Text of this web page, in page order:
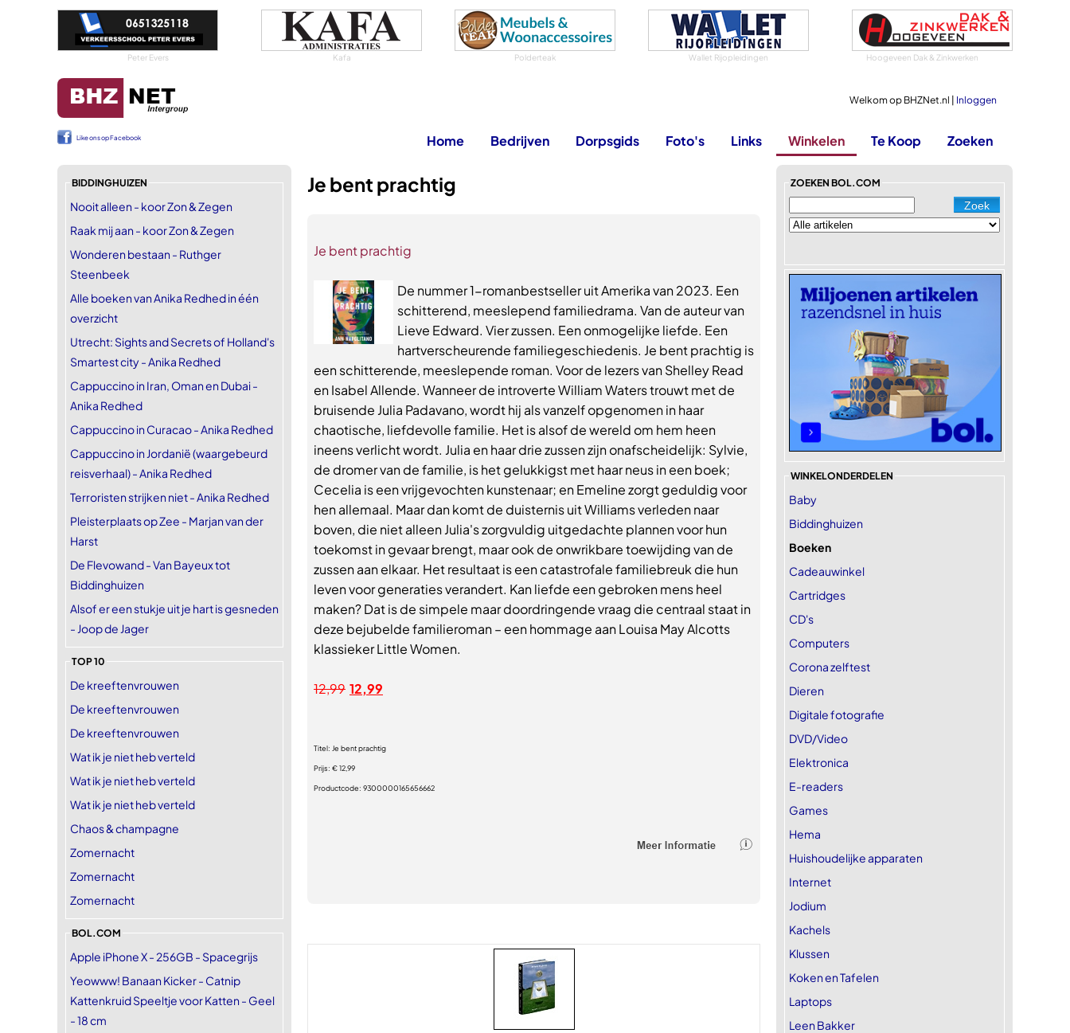
Peter Evers Kafa Polderteak Wallet Rijopleidingen Hoogeveen Dak & Zinkwerken
Welkom op BHZNet.nl | Inloggen
Like ons op Facebook Home Bedrijven Dorpsgids Foto's Links Winkelen Te Koop Zoeken
BIDDINGHUIZEN
Nooit alleen - koor Zon & Zegen
Raak mij aan - koor Zon & Zegen
Wonderen bestaan - Ruthger
Steenbeek
Alle boeken van Anika Redhed in één
overzicht
Utrecht: Sights and Secrets of Holland's
Smartest city - Anika Redhed
Cappuccino in Iran, Oman en Dubai -
Anika Redhed
Cappuccino in Curacao - Anika Redhed
Cappuccino in Jordanië (waargebeurd
reisverhaal) - Anika Redhed
Terroristen strijken niet - Anika Redhed
Pleisterplaats op Zee - Marjan van der
Harst
De Flevowand - Van Bayeux tot
Biddinghuizen
Alsof er een stukje uit je hart is gesneden
- Joop de Jager
TOP 10
De kreeftenvrouwen
De kreeftenvrouwen
De kreeftenvrouwen
Wat ik je niet heb verteld
Wat ik je niet heb verteld
Wat ik je niet heb verteld
Chaos & champagne
Zomernacht
Zomernacht
Zomernacht
BOL.COM
Apple iPhone X - 256GB - Spacegrijs
Yeowww! Banaan Kicker - Catnip
Kattenkruid Speeltje voor Katten - Geel
- 18 cm
Je bent prachtig
Je bent prachtig
De nummer 1-romanbestseller uit Amerika van 2023. Een
schitterend, meeslepend familiedrama. Van de auteur van
Lieve Edward. Vier zussen. Een onmogelijke liefde. Een
hartverscheurende familiegeschiedenis. Je bent prachtig is
een schitterende, meeslepende roman. Voor de lezers van Shelley Read
en Isabel Allende. Wanneer de introverte William Waters trouwt met de
bruisende Julia Padavano, wordt hij als vanzelf opgenomen in haar
chaotische, liefdevolle familie. Het is alsof de wereld om hem heen
ineens verlicht wordt. Julia en haar drie zussen zijn onafscheidelijk: Sylvie,
de dromer van de familie, is het gelukkigst met haar neus in een boek;
Cecelia is een vrijgevochten kunstenaar; en Emeline zorgt geduldig voor
hen allemaal. Maar dan komt de duisternis uit Williams verleden naar
boven, die niet alleen Julia's zorgvuldig uitgedachte plannen voor hun
toekomst in gevaar brengt, maar ook de onwrikbare toewijding van de
zussen aan elkaar. Het resultaat is een catastrofale familiebreuk die hun
leven voor generaties verandert. Kan liefde een gebroken mens heel
maken? Dat is de simpele maar doordringende vraag die centraal staat in
deze bejubelde familieroman – een hommage aan Louisa May Alcotts
klassieker Little Women.
12,99 12,99
Titel: Je bent prachtig
Prijs: € 12,99
Productcode: 9300000165656662
ZOEKEN BOL.COM
WINKELONDERDELEN
Baby
Biddinghuizen
Boeken
Cadeauwinkel
Cartridges
CD's
Computers
Corona zelftest
Dieren
Digitale fotografie
DVD/Video
Elektronica
E-readers
Games
Hema
Huishoudelijke apparaten
Internet
Jodium
Kachels
Klussen
Koken en Tafelen
Laptops
Leen Bakker